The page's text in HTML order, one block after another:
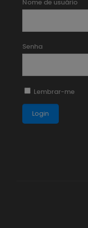
Nome de usuário
Senha
Lembrar-me